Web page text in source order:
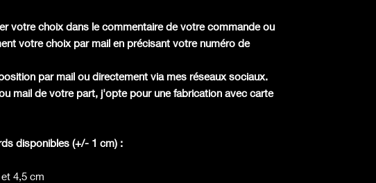
votre choix dans le commentaire de votre commande ou
votre choix par mail en précisant votre numéro de
par mail ou directement via mes réseaux sociaux.
mail de votre part, j'opte pour une fabrication avec carte
disponibles (+/- 1 cm) :
4,5 cm